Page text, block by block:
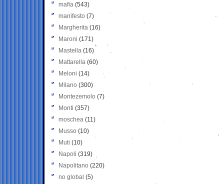
mafia (543)
manifesto (7)
Margherita (16)
Maroni (171)
Mastella (16)
Mattarella (60)
Meloni (14)
Milano (300)
Montezemolo (7)
Monti (357)
moschea (11)
Musso (10)
Muti (10)
Napoli (319)
Napolitano (220)
no global (5)